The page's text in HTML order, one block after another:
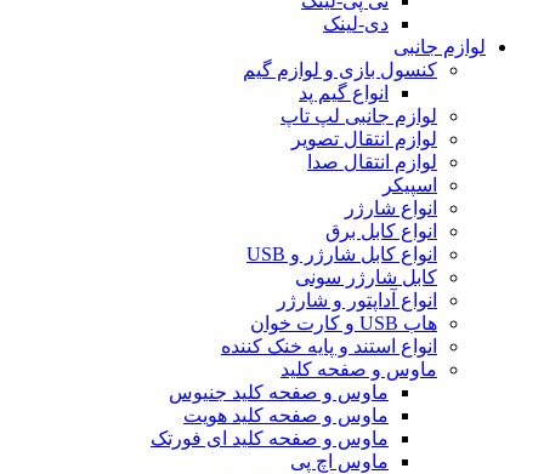
دی-لینک
لوازم جانبی
کنسول بازی و لوازم گیم
انواع گیم پد
لوازم جانبی لپ تاپ
لوازم انتقال تصویر
لوازم انتقال صدا
اسپیکر
انواع شارژر
انواع کابل برق
انواع کابل شارژر و USB
کابل شارژر سونی
انواع آداپتور و شارژر
هاب USB و کارت خوان
انواع استند و پایه خنک کننده
ماوس و صفحه کلید
ماوس و صفحه کلید جنیوس
ماوس و صفحه کلید هویت
ماوس و صفحه کلید ای فورتک
ماوس اچ پی